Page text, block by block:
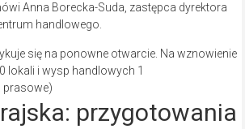
Anna Borecka-Suda, zastępca dyrektora
handlowego.
prasowe)
przygotowania